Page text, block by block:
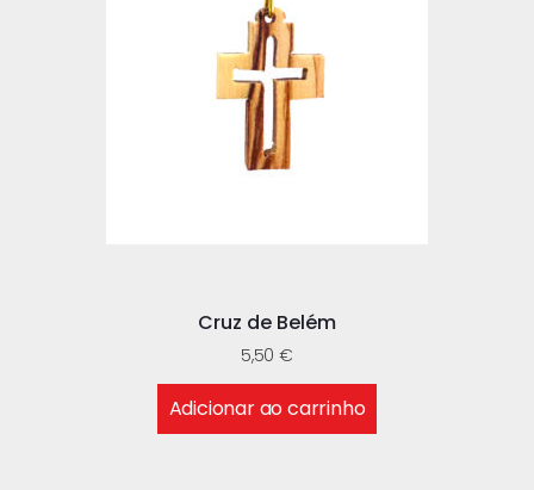
Cruz de Belém
5,50€
Adicionar ao carrinho